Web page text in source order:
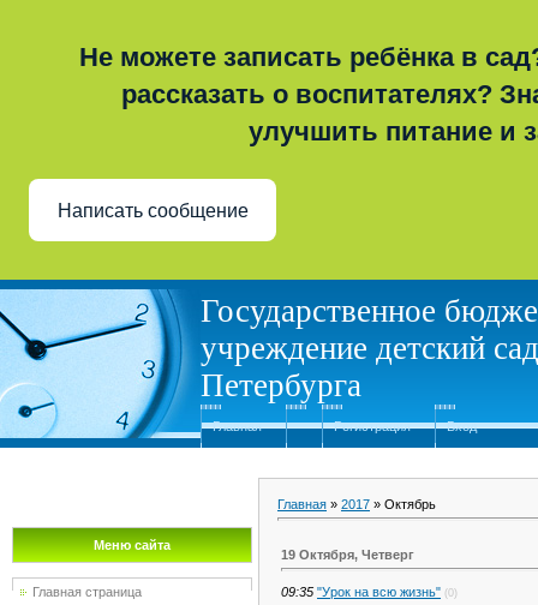
Не можете записать ребёнка в
рассказать о воспитателях?
улучшить питание и
Написать сообщение
Государственное
учреждение детский
Петербурга
Главная Регистрация Вход
Меню сайта
Главная страница
Главная » 2017 » Октябрь
19 Октября, Четверг
09:35 "Урок на всю жизнь" (0)